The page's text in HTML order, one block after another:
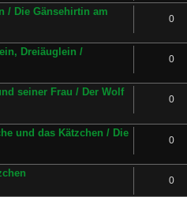
/ Die Gänsehirtin am
0
Dreiäuglein /
0
seiner Frau / Der Wolf
0
und das Kätzchen / Die
0
0